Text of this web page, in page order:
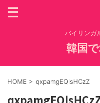
バイリンガ
韓国
HOME > qxpamgEQlsHCzZ